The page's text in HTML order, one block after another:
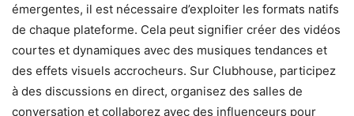
émergentes, il est nécessaire d’exploiter les formats natifs
de chaque plateforme. Cela peut signifier créer des vidéos
courtes et dynamiques avec des musiques tendances et
des effets visuels accrocheurs. Sur Clubhouse, participez
à des discussions en direct, organisez des salles de
conversation et collaborez avec des influenceurs pour